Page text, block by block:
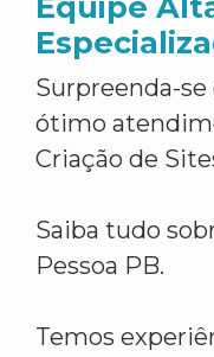
Surpreenda-
ótimo
Criação de
Saiba tudo
Pessoa PB.
Temos